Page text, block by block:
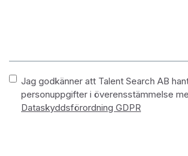
Namnlös*
Jag godkänner att Talent Search AB
personuppgifter i överensstämmelse
Dataskyddsförordning GDPR